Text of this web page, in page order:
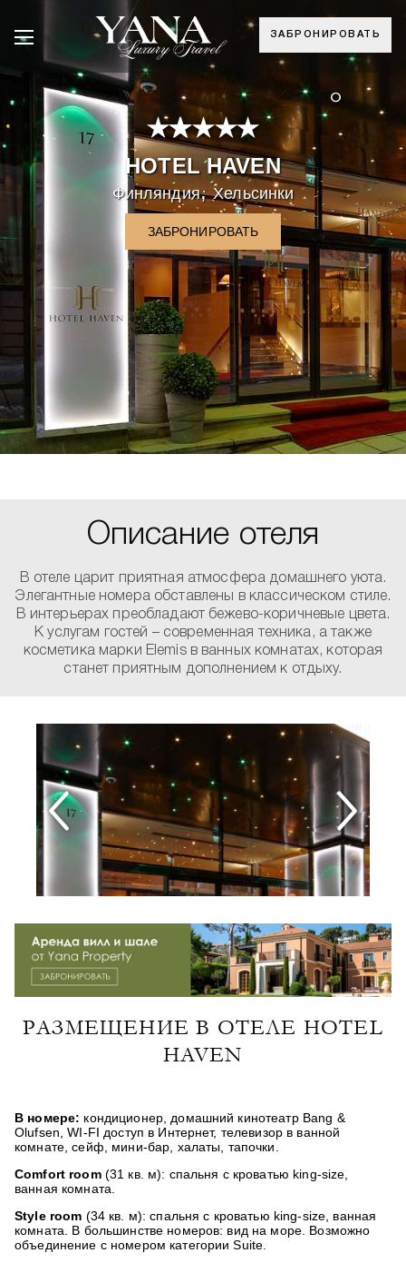
ЗАБРОНИРОВАТЬ
°
HOTEL HAVEN
Финляндия,Хельсинки
ЗАБРОНИРОВАТЬ
Описание отеля
В отеле царит приятная атмосфера домашнего уюта.
Элегантные номера обставлены в классическом стиле.
В интерьерах преобладают бежево-коричневые цвета.
К услугам гостей – современная техника, а также
косметика марки Elemis в ванных комнатах, которая
станет приятным дополнением к отдыху.
РАЗМЕЩЕНИЕ В ОТЕЛЕ HOTEL
HAVEN
В номере: кондиционер, домашний кинотеатр Bang &
Olufsen, WI-FI доступ в Интернет, телевизор в ванной
комнате, сейф, мини-бар, халаты, тапочки.
Comfort room(31 кв. м): спальня с кроватью king-size,
ванная комната.
Style room (34 кв. м): спальня с кроватью king-size, ванная
комната. В большинстве номеров: вид на море. Возможно
объединение с номером категории Suite.